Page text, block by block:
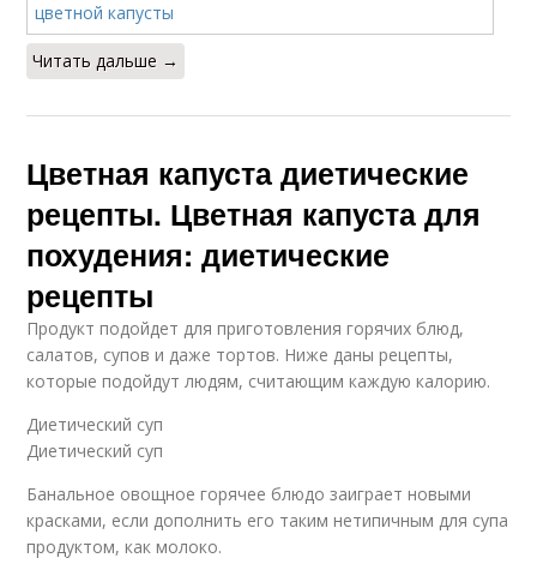
Читать дальше →
Цветная капуста диетические
рецепты. Цветная капуста для
похудения: диетические
рецепты
Продукт подойдет для приготовления горячих блюд,
салатов, супов и даже тортов. Ниже даны рецепты,
которые подойдут людям, считающим каждую калорию.
Диетический суп
Диетический суп
Банальное овощное горячее блюдо заиграет новыми
красками, если дополнить его таким нетипичным для супа
продуктом, как молоко.